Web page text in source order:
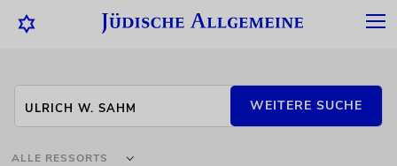
WEITERE SUCHE
ALLE RESSORTS